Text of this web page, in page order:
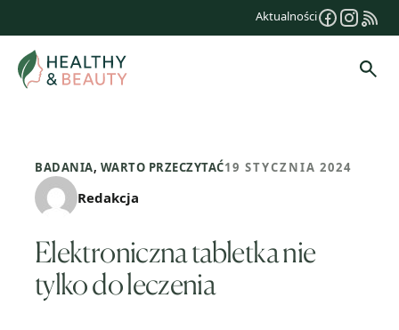
treści
Aktualności
BADANIA, WARTO PRZECZYTAĆ19 STYCZNIA 2024
Redakcja
Elektroniczna tabletka nie
tylko do leczenia